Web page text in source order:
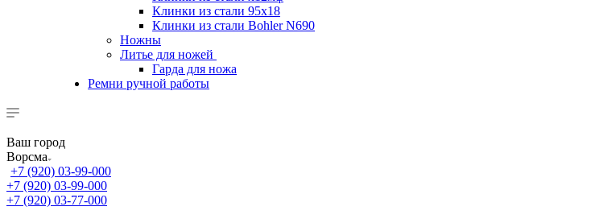
Клинки из стали 95х18
Клинки из стали Bohler N690
Ножны
Литье для ножей
Гарда для ножа
Ремни ручной работы
Ваш город
Ворсма
+7 (920) 03-99-000
+7 (920) 03-99-000
+7 (920) 03-77-000